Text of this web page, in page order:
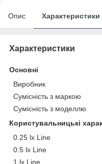
Опис Характеристики
Характеристики
Основні
Виробник
Сумісність з маркою
Сумісність з моделлю
Користувальницькі
0.25 lx Line
0.5 lx Line
1 lx Line